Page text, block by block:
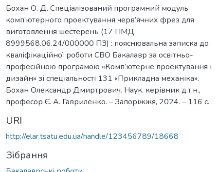
Бохан О. Д. Спеціалізований програмний модуль
комп’ютерного проектування черв’ячних фрез для
виготовлення шестерень (17 ПМД.
8999568.06.24/000000 ПЗ) : пояснювальна записка до
кваліфікаційної роботи СВО Бакалавр за освітньо-
професійною програмою «Комп’ютерне проектування і
дизайн» зі спеціальності 131 «Прикладна механіка».
Бохан Олександр Дмиртрович. Наук. керівник д.т.н.,
професор Є. А. Гавриленко. – Запоріжжя, 2024. – 116 с.
URI
http://elar.tsatu.edu.ua/handle/123456789/18668
Зібрання